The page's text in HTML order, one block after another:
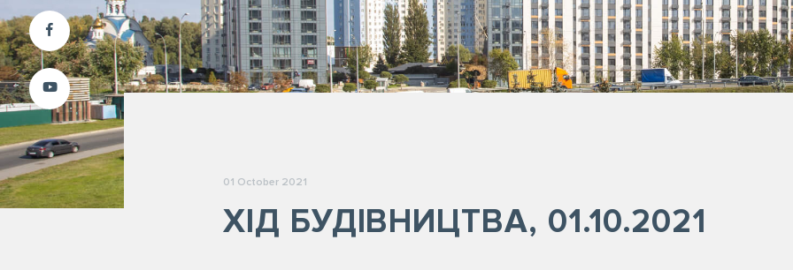
01 October 2021
ХІД БУДІВНИЦТВА, 01.10.2021